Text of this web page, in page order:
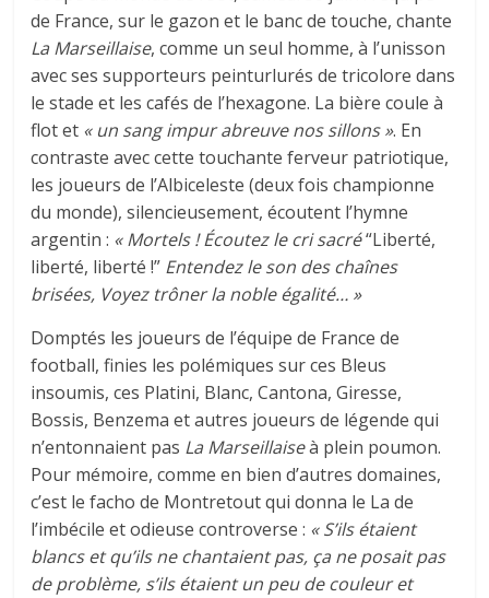
de France, sur le gazon et le banc de touche, chante
La Marseillaise, comme un seul homme, à l’unisson
avec ses supporteurs peinturlurés de tricolore dans
le stade et les cafés de l’hexagone. La bière coule à
flot et « un sang impur abreuve nos sillons ». En
contraste avec cette touchante ferveur patriotique,
les joueurs de l’Albiceleste (deux fois championne
du monde), silencieusement, écoutent l’hymne
argentin : « Mortels ! Écoutez le cri sacré“Liberté,
liberté, liberté !” Entendez le son des chaînes
brisées, Voyez trôner la noble égalité… »
Domptés les joueurs de l’équipe de France de
football, finies les polémiques sur ces Bleus
insoumis, ces Platini, Blanc, Cantona, Giresse,
Bossis, Benzema et autres joueurs de légende qui
n’entonnaient pas La Marseillaiseà plein poumon.
Pour mémoire, comme en bien d’autres domaines,
c’est le facho de Montretout qui donna le La de
l’imbécile et odieuse controverse : « S’ils étaient
blancs et qu’ils ne chantaient pas, ça ne posait pas
de problème, s’ils étaient un peu de couleur et